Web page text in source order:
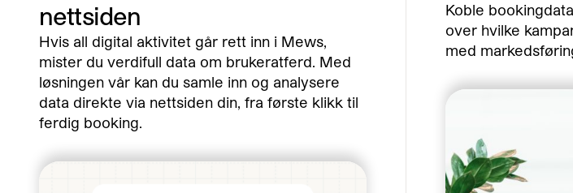
nettsiden
Hvis all digital aktivitet går rett inn i Mews,
mister du verdifull data om brukeratferd. Med
løsningen vår kan du samle inn og analysere
data direkte via nettsiden din, fra første klikk til
ferdig booking.
Koble
over hvilke
med